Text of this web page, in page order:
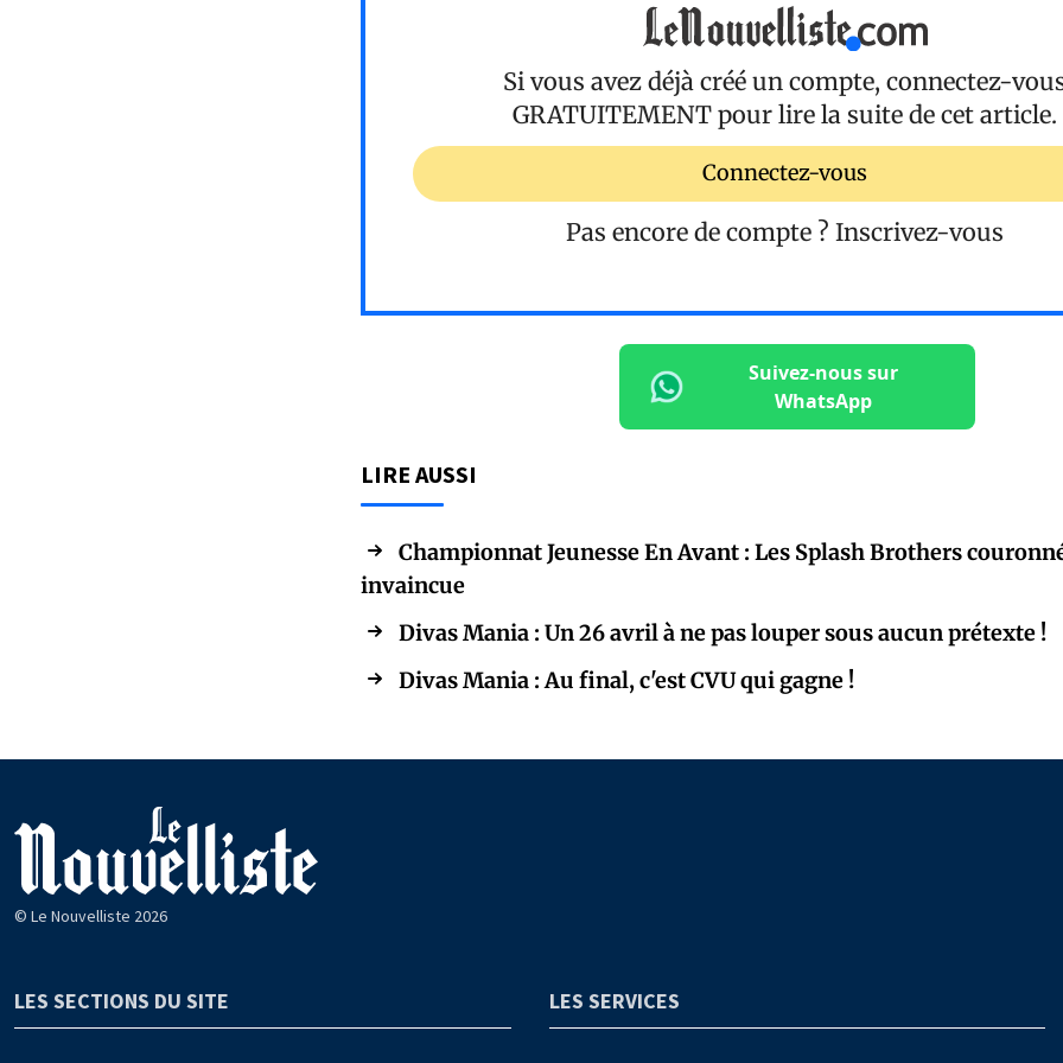
Si vous avez déjà créé un compte, connectez-
GRATUITEMENT pour lire la suite de cet article.
Connectez-vous
Pas encore de compte ? Inscrivez-vous
Suivez-nous sur
WhatsApp
LIRE AUSSI
Championnat Jeunesse En Avant : Les Splash Brothers
invaincue
Divas Mania : Un 26 avril à ne pas louper sous aucun prétexte !
Divas Mania : Au final, c'est CVU qui gagne !
© Le Nouvelliste 2026
LES SECTIONS DU SITE LES SERVICES